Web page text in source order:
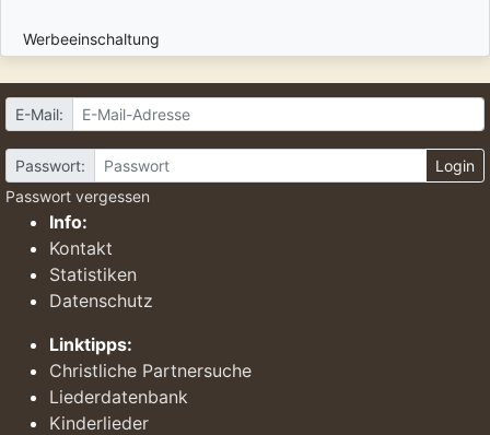
Werbeeinschaltung
E-Mail:
Passwort:
Login
Passwort vergessen
Info:
Kontakt
Statistiken
Datenschutz
Linktipps:
Christliche Partnersuche
Liederdatenbank
Kinderlieder